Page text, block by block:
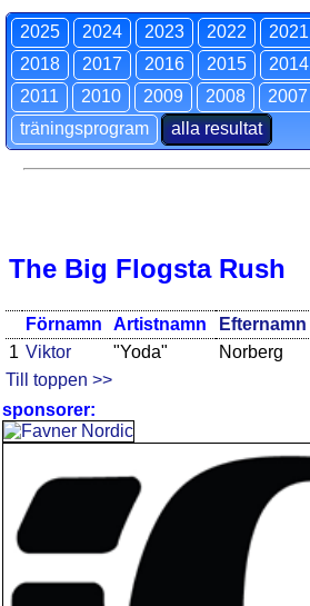
2025 2024 2023 2022 2021
2018
2017 2016 2015 2014
2011
2010 2009 2008 2007
träningsprogram
alla resultat
The Big Flogsta Rush
Förnamn Artistnamn Efternamn
1 Viktor "Yoda" Norberg
Till toppen >>
sponsorer: